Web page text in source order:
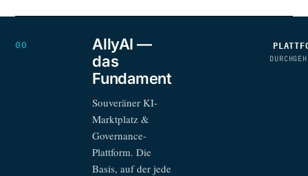
00
AllyAI —
das
Fundament
Souveräner KI-
Marktplatz &
Governance-
Plattform. Die
Basis, auf der jede